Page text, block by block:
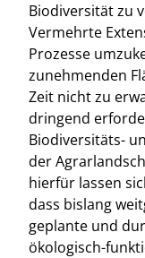
Biodiversität zu
Vermehrte
Prozesse
zunehmenden
Zeit nicht zu
dringend
Biodiversitäts-
der
hierfür lassen
dass bislang
geplante und
ökologisch-